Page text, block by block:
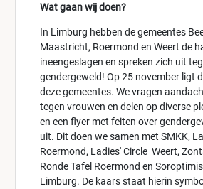
Wat gaan wij doen?
In Limburg hebben de gemeentes
Maastricht, Roermond en Weert de
ineengeslagen en spreken zich uit
gendergeweld! Op 25 november ligt
deze gemeentes. We vragen
tegen vrouwen en delen op diverse
en een flyer met feiten over
uit. Dit doen we samen met SMKK,
Roermond, Ladies' Circle Weert,
Ronde Tafel Roermond en
Limburg. De kaars staat hierin